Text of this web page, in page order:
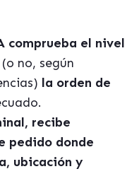
comprueba el nivel
(o no, según
la orden de
recibe
pedido donde
ubicación y